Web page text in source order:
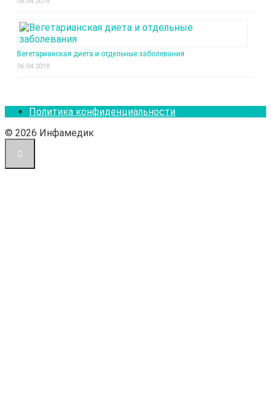
Вегетарианская диета и отдельные заболевания
06.04.2018
Политика конфиденциальности
© 2026 Инфамедик